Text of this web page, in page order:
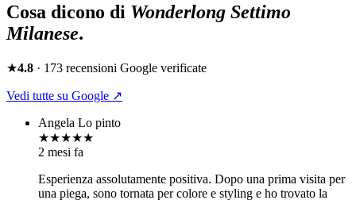
Cosa dicono di Wonderlong Settimo
Milanese.
★4.8 · 173 recensioni Google verificate
Vedi tutte su Google ↗
Angela Lo pinto
★★★★★
2 mesi fa
Esperienza assolutamente positiva. Dopo una prima visita per
una piega, sono tornata per colore e styling e ho trovato la